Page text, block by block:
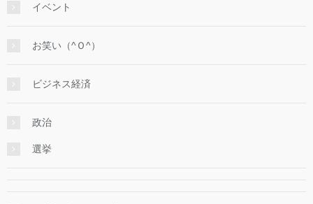
イベント
お笑い（^Ｏ^）
ビジネス経済
政治
選挙